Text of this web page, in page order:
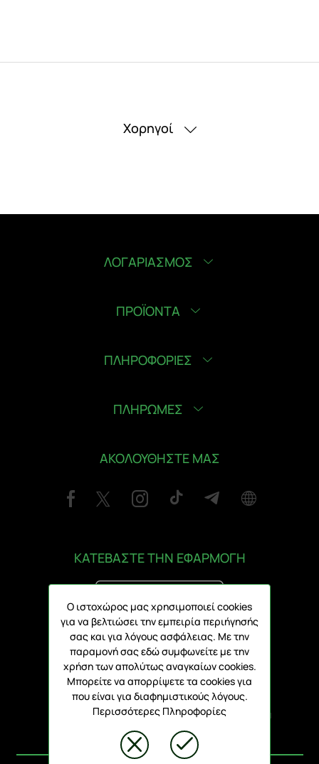
Χορηγοί
ΛΟΓΑΡΙΑΣΜΟΣ
ΠΡΟΪΟΝΤΑ
ΠΛΗΡΟΦΟΡΙΕΣ
ΠΛΗΡΩΜΕΣ
ΑΚΟΛΟΥΘΗΣΤΕ ΜΑΣ
ΚΑΤΕΒΑΣΤΕ ΤΗΝ ΕΦΑΡΜΟΓΗ
Διεύθυνση:
78 Γρίβα Διγενή, V1 3101, Λεμεσός
ΑΡΗΣ FC 1930 ΛΤΔ - Ηλεκτρονικά Εισιτήρια
© ARENA PLATFORM, 2020 - 2026.
Ο ιστοχώρος μας χρησιμοποιεί cookies
για να βελτιώσει την εμπειρία περιήγησής
σας και για λόγους ασφάλειας. Με την
παραμονή σας εδώ συμφωνείτε με την
χρήση των απολύτως αναγκαίων cookies.
Μπορείτε να απορρίψετε τα cookies για
που είναι για διαφημιστικούς λόγους.
Περισσότερες Πληροφορίες